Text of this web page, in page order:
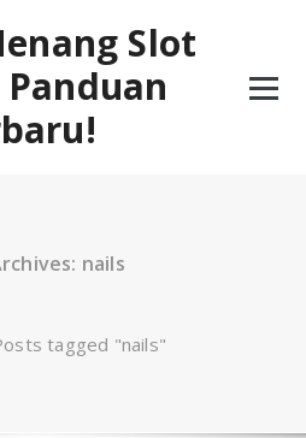
Slot
nails
tagged "nails"